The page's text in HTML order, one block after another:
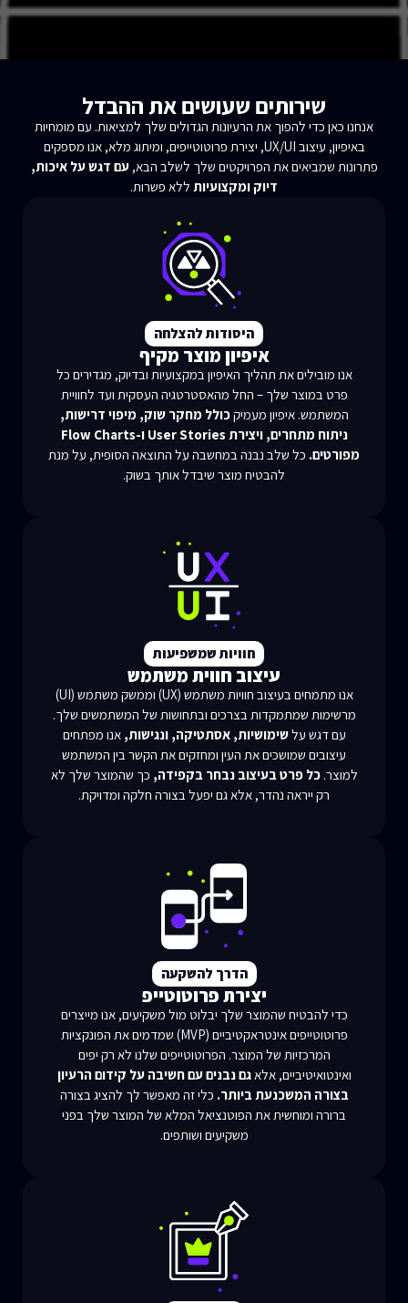
שירותים שעושים את ההבדל
אנחנו כאן כדי להפוך את הרעיונות הגדולים שלך למציאות. עם מומחיות
באיפיון, עיצוב UX/UI, יצירת פרוטוטייפים, ומיתוג מלא, אנו מספקים
פתרונות שמביאים את הפרויקטים שלך לשלב הבא,עם דגש על איכות,
דיוק ומקצועיות ללא פשרות.
היסודות להצלחה
איפיון מוצר מקיף
אנו מובילים את תהליך האיפיון במקצועיות ובדיוק, מגדירים כל
פרט במוצר שלך – החל מהאסטרטגיה העסקית ועד לחוויית
המשתמש. איפיון מעמיקכולל מחקר שוק, מיפוי דרישות,
ניתוח מתחרים, ויצירת User Stories ו-Flow Charts
מפורטים. כל שלב נבנה במחשבה על התוצאה הסופית, על מנת
להבטיח מוצר שיבדל אותך בשוק.
חוויות שמשפיעות
עיצוב חווית משתמש
אנו מתמחים בעיצוב חוויות משתמש (UX) וממשק משתמש (UI)
מרשימות שמתמקדות בצרכים ובתחושות של המשתמשים שלך.
עם דגש עלשימושיות, אסתטיקה, ונגישות, אנו מפתחים
עיצובים שמושכים את העין ומחזקים את הקשר בין המשתמש
למוצר.כל פרט בעיצוב נבחר בקפידה, כך שהמוצר שלך לא
רק ייראה נהדר, אלא גם יפעל בצורה חלקה ומדויקת.
הדרך להשקעה
יצירת פרוטוטייפ
כדי להבטיח שהמוצר שלך יבלוט מול משקיעים, אנו מייצרים
פרוטוטייפים אינטראקטיביים (MVP) שמדמים את הפונקציות
המרכזיות של המוצר. הפרוטוטייפים שלנו לא רק יפים
ואינטואיטיביים, אלא גם נבנים עם חשיבה על קידום הרעיון
בצורה המשכנעת ביותר. כלי זה מאפשר לך להציג בצורה
ברורה ומוחשית את הפוטנציאל המלא של המוצר שלך בפני
משקיעים ושותפים.